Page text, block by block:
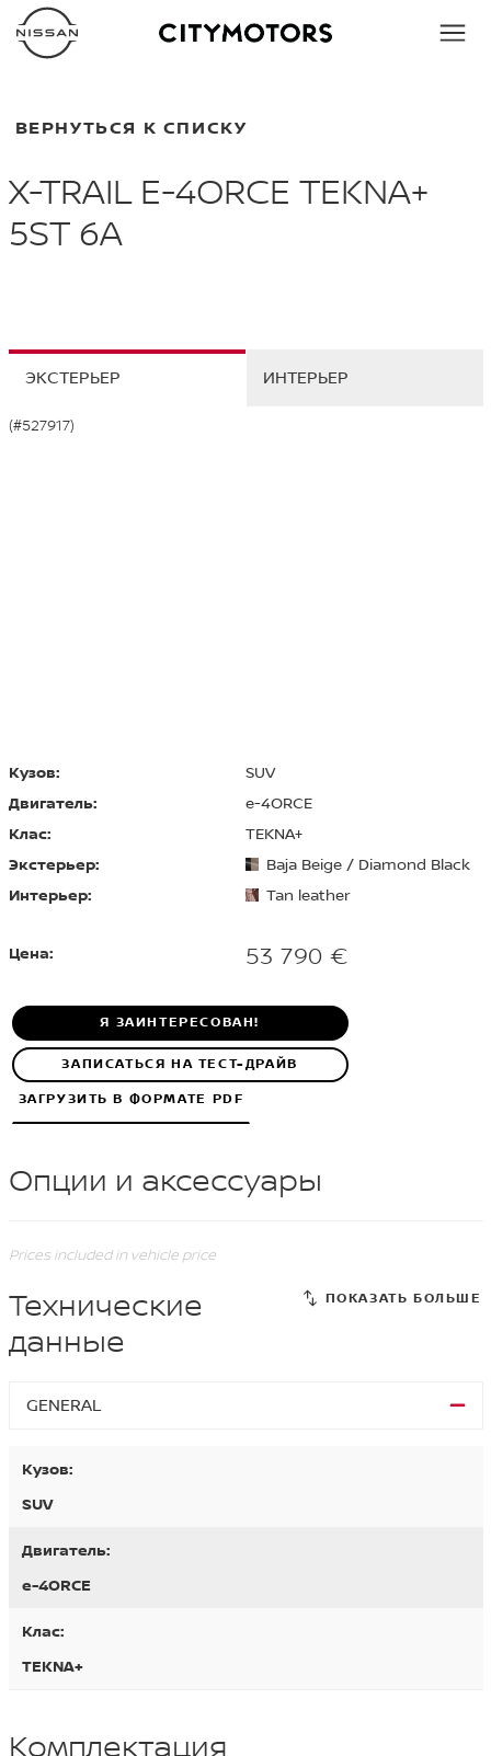
ВЕРНУТЬСЯ К СПИСКУ
X-TRAIL E-4ORCE TEKNA+
5ST 6A
(#527917)
ЭКСТЕРЬЕР ИНТЕРЬЕР
Кузов:
SUV
Двигатель:
e-4ORCE
Клас:
TEKNA+
Экстерьер:
Baja Beige / Diamond Black
Интерьер:
Tan leather
Цена: 53 790 €
Я ЗАИНТЕРЕСОВАН!
ЗАПИСАТЬСЯ НА ТЕСТ-ДРАЙВ
ЗАГРУЗИТЬ В ФОРМАТЕ PDF
Опции и аксессуары
Prices included in vehicle price
Технические
данные
GENERAL
Кузов:
SUV
Двигатель:
e-4ORCE
Клас:
TEKNA+
Комплектация